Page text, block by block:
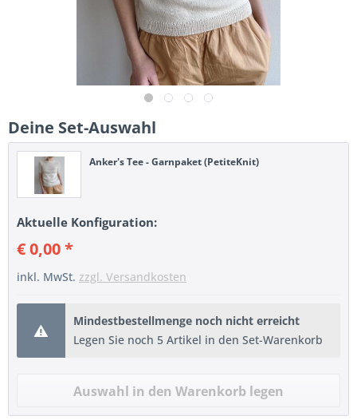
Deine Set-Auswahl
Anker's Tee - Garnpaket (PetiteKnit)
Aktuelle Konfiguration:
€ 0,00 *
inkl. MwSt. zzgl. Versandkosten
Mindestbestellmenge noch nicht erreicht
Legen Sie noch 5 Artikel in den Set-Warenkorb